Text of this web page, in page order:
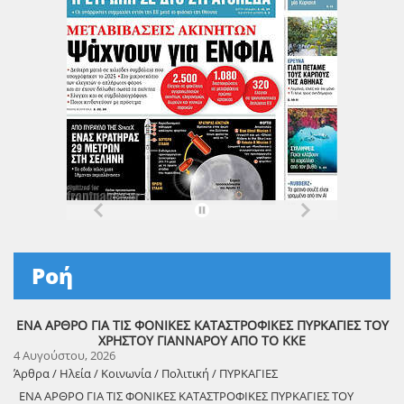
Ροή
ΕΝΑ ΑΡΘΡΟ ΓΙΑ ΤΙΣ ΦΟΝΙΚΕΣ ΚΑΤΑΣΤΡΟΦΙΚΕΣ ΠΥΡΚΑΓΙΕΣ ΤΟΥ
ΧΡΗΣΤΟΥ ΓΙΑΝΝΑΡΟΥ ΑΠΟ ΤΟ ΚΚΕ
4 Αυγούστου, 2026
Άρθρα / Ηλεία / Κοινωνία / Πολιτική / ΠΥΡΚΑΓΙΕΣ
ΕΝΑ ΑΡΘΡΟ ΓΙΑ ΤΙΣ ΦΟΝΙΚΕΣ ΚΑΤΑΣΤΡΟΦΙΚΕΣ ΠΥΡΚΑΓΙΕΣ ΤΟΥ